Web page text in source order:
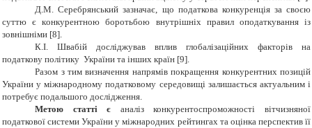
Д.М. Серебрянський зазначає, що податкова конкуренція за своєю
суттю є конкурентною боротьбою внутрішніх правил оподаткування із
зовнішніми [8].
К.І. Швабій досліджував вплив глобалізаційних факторів на
податкову політику України та інших країн [9].
Разом з тим визначення напрямів покращення конкурентних позицій
України у міжнародному податковому середовищі залишається актуальним і
потребує подальшого дослідження.
Метою статті є аналіз конкурентоспроможності вітчизняної
податкової системи України у міжнародних рейтингах та оцінка перспектив її